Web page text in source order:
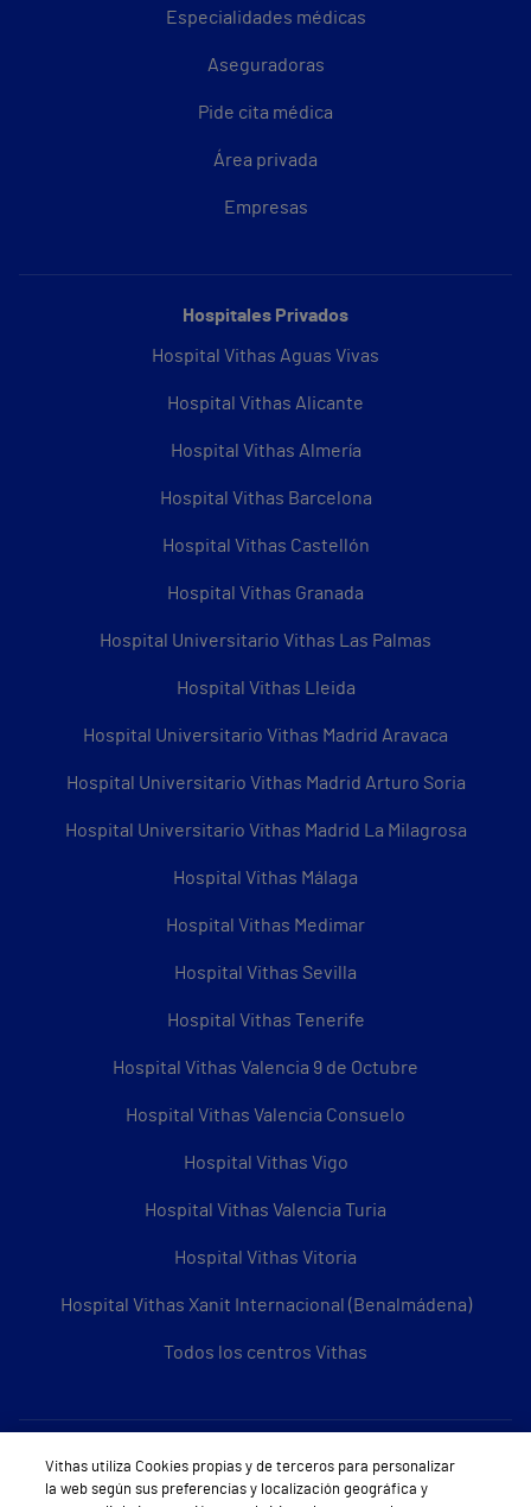
Especialidades médicas
Aseguradoras
Pide cita médica
Área privada
Empresas
Hospitales Privados
Hospital Vithas Aguas Vivas
Hospital Vithas Alicante
Hospital Vithas Almería
Hospital Vithas Barcelona
Hospital Vithas Castellón
Hospital Vithas Granada
Hospital Universitario Vithas Las Palmas
Hospital Vithas Lleida
Hospital Universitario Vithas Madrid Aravaca
Hospital Universitario Vithas Madrid Arturo Soria
Hospital Universitario Vithas Madrid La Milagrosa
Hospital Vithas Málaga
Hospital Vithas Medimar
Hospital Vithas Sevilla
Hospital Vithas Tenerife
Hospital Vithas Valencia 9 de Octubre
Hospital Vithas Valencia Consuelo
Hospital Vithas Vigo
Hospital Vithas Valencia Turia
Hospital Vithas Vitoria
Hospital Vithas Xanit Internacional (Benalmádena)
Todos los centros Vithas
Sobre Vithas
Quiénes somos
Vithas utiliza Cookies propias y de terceros para personalizar
la web según sus preferencias y localización geográfica y